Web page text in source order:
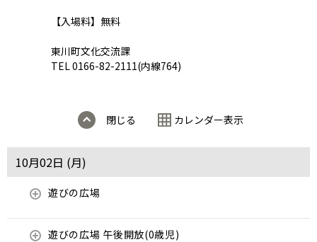
【入場料】無料
東川町文化交流課
TEL 0166-82-2111(内線764)
閉じる カレンダー表示
10月02日 (月)
遊びの広場
遊びの広場 午後開放(0歳児)